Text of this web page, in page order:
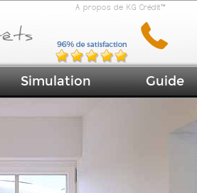
A propos de KG Crédit™
Simulation Guide